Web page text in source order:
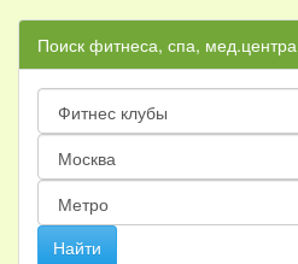
Поиск фитнеса, спа, мед.центра